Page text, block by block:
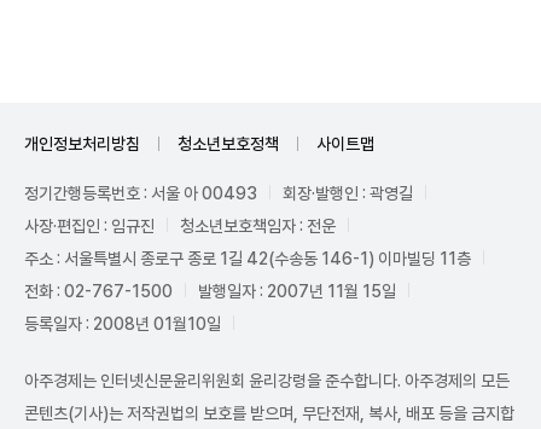
개인정보처리방침 청소년보호정책 사이트맵
정기간행등록번호 : 서울 아 00493
회장·발행인 : 곽영길
사장·편집인 : 임규진
청소년보호책임자 : 전운
주소 : 서울특별시 종로구 종로 1길 42(수송동 146-1) 이마빌딩 11층
전화 : 02-767-1500
발행일자 : 2007년 11월 15일
등록일자 : 2008년 01월10일
아주경제는 인터넷신문윤리위원회 윤리강령을 준수합니다. 아주경제의 모든
콘텐츠(기사)는 저작권법의 보호를 받으며, 무단전재, 복사, 배포 등을 금지합